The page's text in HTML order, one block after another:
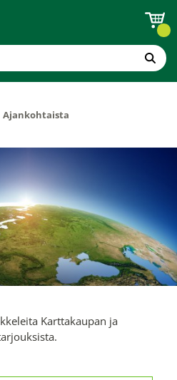
Hae
Ajankohtaista
Karttakaupan ja